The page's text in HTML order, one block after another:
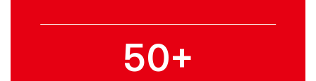
50+